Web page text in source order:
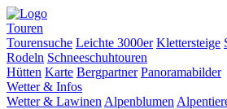
Touren
Tourensuche Leichte 3000er Klettersteige
Rodeln Schneeschuhtouren
Hütten Karte Bergpartner Panoramabilder
Wetter & Infos
Wetter & Lawinen Alpenblumen